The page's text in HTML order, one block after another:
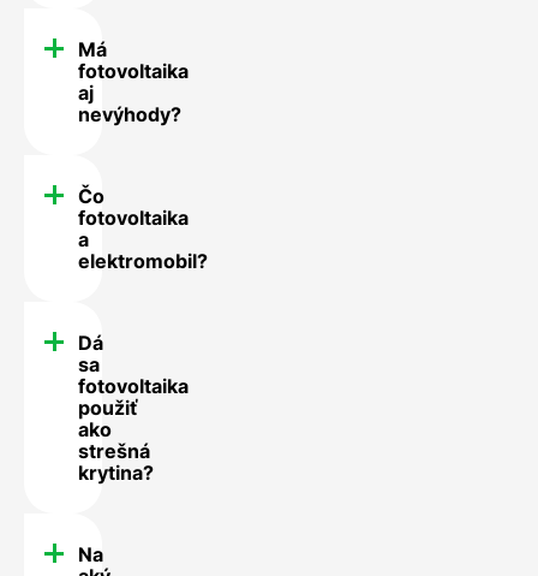
Má
fotovoltaika
aj
nevýhody?
Čo
fotovoltaika
a
elektromobil?
Dá
sa
fotovoltaika
použiť
ako
strešná
krytina?
Na